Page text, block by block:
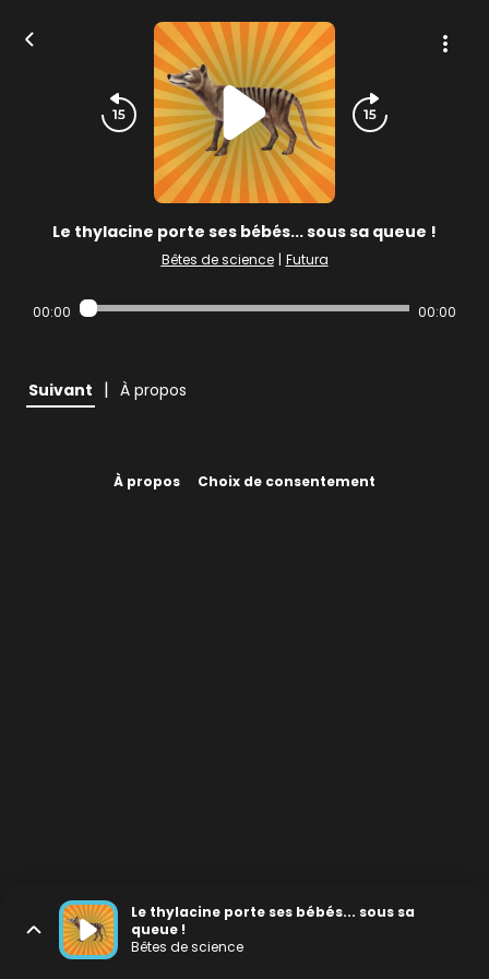
Le thylacine porte ses bébés... sous sa queue !
Bêtes de science | Futura
00:00 00:00
Suivant | À propos
À propos Choix de consentement
Le thylacine porte ses bébés... sous sa
queue !
Bêtes de science